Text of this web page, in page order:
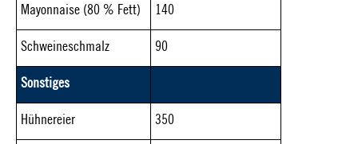
Mayonnaise (80 % Fett) 140
Schweineschmalz 90
Sonstiges
Hühnereier 350